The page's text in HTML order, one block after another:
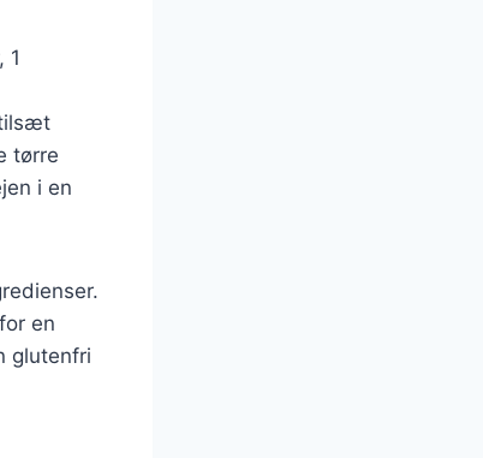
1
tilsæt
tørre
i en
en
glutenfri